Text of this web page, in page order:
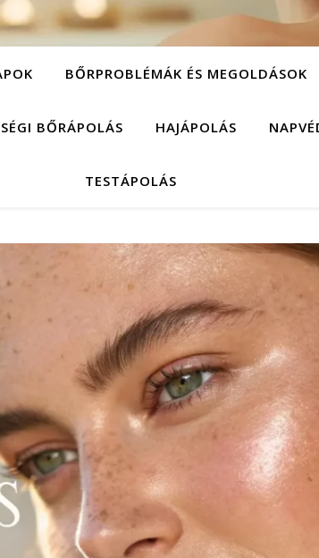
BŐRPROBLÉMÁK ÉS MEGOLDÁSOK
BŐRÁPOLÁS HAJÁPOLÁS
TESTÁPOLÁS